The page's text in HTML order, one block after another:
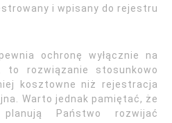
i wpisany do rejestru
ochronę wyłącznie na
rozwiązanie stosunkowo
kosztowne niż rejestracja
Warto jednak pamiętać, że
Państwo rozwijać